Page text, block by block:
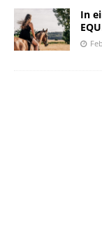
In